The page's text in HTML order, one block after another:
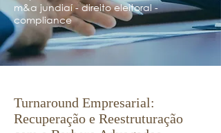
m&a jundiaí - direito eleitoral -
compliance
Turnaround Empresarial:
Recuperação e Reestruturação